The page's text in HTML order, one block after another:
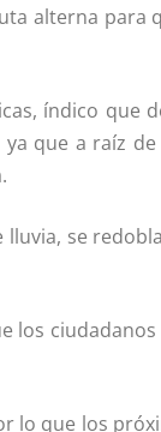
alterna para
í­ndico que
que a raí­z
se
lo que los